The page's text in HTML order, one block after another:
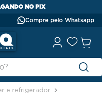
NO PIX
Compre pelo Whatsapp
e refrigerador